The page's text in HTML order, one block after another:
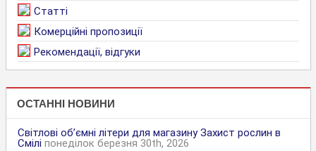
Статті
Комерційні пропозиції
Рекомендації, відгуки
ОСТАННІ НОВИНИ
Світлові об’ємні літери для магазину Захист рослин в
Смілі понеділок березня 30th, 2026